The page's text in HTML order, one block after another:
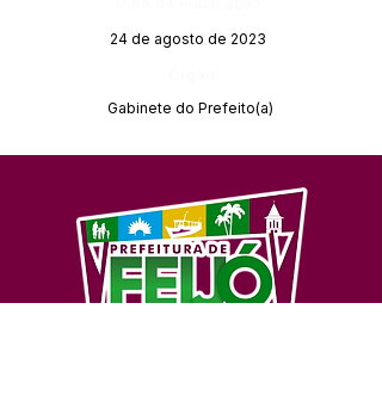
24 de agosto de 2023
Gabinete do Prefeito(a)